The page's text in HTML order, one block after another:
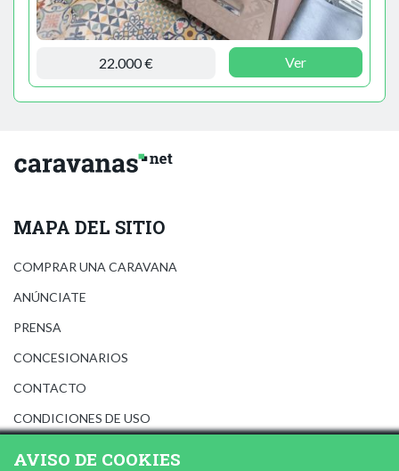
22.000 € Ver
MAPA DEL SITIO
COMPRAR UNA CARAVANA
ANÚNCIATE
PRENSA
CONCESIONARIOS
CONTACTO
CONDICIONES DE USO
AVISO DE COOKIES